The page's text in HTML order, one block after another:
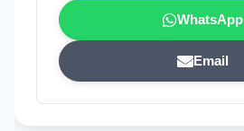
WhatsApp
Email